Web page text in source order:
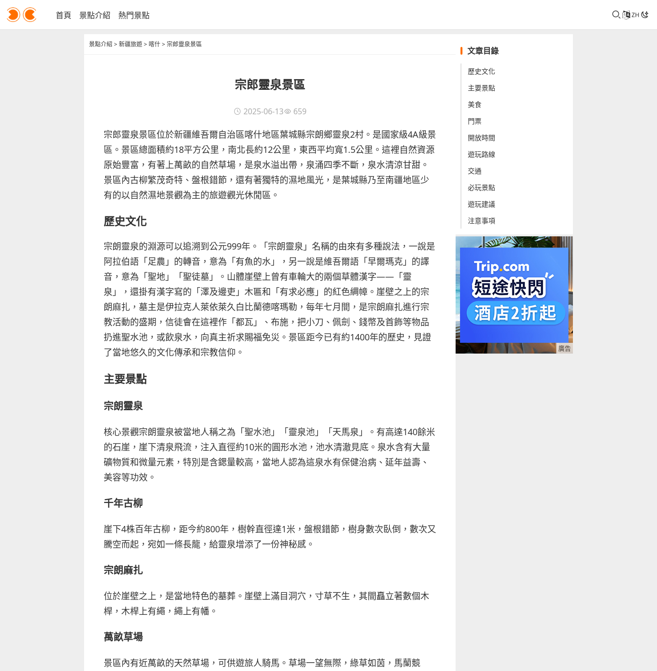
首頁 景點介紹 熱門景點 ZH
景點介紹 >新疆旅遊> 喀什>宗郎靈泉景區
宗郎靈泉景區
2025-06-13 659
宗郎靈泉景區位於新疆維吾爾自治區喀什地區葉城縣宗朗鄉靈泉2村。是國家級4A級景
區。景區總面積約18平方公里，南北長約12公里，東西平均寬1.5公里。這裡自然資源
原始豐富，有著上萬畝的自然草場，是泉水溢出帶，泉涌四季不斷，泉水清涼甘甜。
景區內古柳繁茂奇特、盤根錯節，還有著獨特的濕地風光，是葉城縣乃至南疆地區少
有的以自然濕地景觀為主的旅遊觀光休閒區。
歷史文化
宗朗靈泉的淵源可以追溯到公元999年。「宗朗靈泉」名稱的由來有多種說法，一說是
阿拉伯語「足農」的轉音，意為「有魚的水」，另一說是維吾爾語「早爾瑪克」的譯
音，意為「聖地」「聖徒墓」。山體崖壁上曾有車輪大的兩個草體漢字——「靈
泉」，還掛有漢字寫的「澤及邊吏」木匾和「有求必應」的紅色綢幛。崖壁之上的宗
朗麻扎，墓主是伊拉克人萊依萊久白比蘭德喀瑪勒，每年七月間，是宗朗麻扎進行宗
教活動的盛期，信徒會在這裡作「都瓦」、布施，把小刀、佩劍、錢幣及首飾等物品
扔進聖水池，或飲泉水，向真主祈求賜福免災。景區距今已有約1400年的歷史，見證
了當地悠久的文化傳承和宗教信仰。
主要景點
宗朗靈泉
核心景觀宗朗靈泉被當地人稱之為「聖水池」「靈泉池」「天馬泉」。有高達140餘米
的石崖，崖下清泉飛流，注入直徑約10米的圓形水池，池水清澈見底。泉水含有大量
礦物質和微量元素，特別是含鍶量較高，當地人認為這泉水有保健治病、延年益壽、
美容等功效。
千年古柳
崖下4株百年古柳，距今約800年，樹幹直徑達1米，盤根錯節，樹身數次臥倒，數次又
騰空而起，宛如一條長龍，給靈泉增添了一份神秘感。
宗朗麻扎
位於崖壁之上，是當地特色的墓葬。崖壁上滿目洞穴，寸草不生，其間矗立著數個木
桿，木桿上有繩，繩上有幡。
萬畝草場
景區內有近萬畝的天然草場，可供遊旅人騎馬。草場一望無際，綠草如茵，馬蘭競
文章目錄
歷史文化
主要景點
美食
門票
開放時間
遊玩路線
交通
必玩景點
遊玩建議
注意事項
廣告